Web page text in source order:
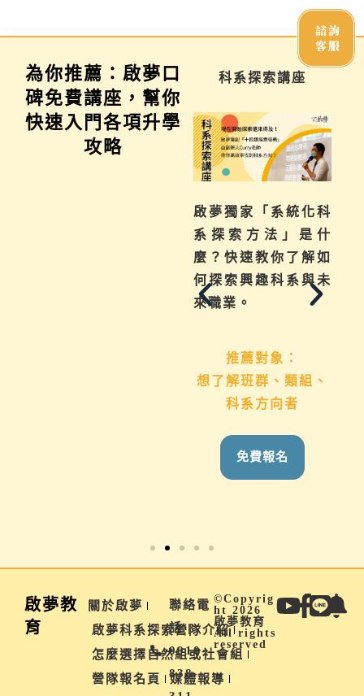
為你推薦：啟夢口
碑免費講座，幫你
快速入門各項升學
攻略
學習歷程說明會 科系探索講座
啟夢獨家「系統化科
系探索方法」是什
麼？快速教你了解如
何探索興趣科系與未
來職業。
推薦對象：
想了解班群、類組、
科系方向者
免費報名
啟夢教
育
關於啟夢
啟夢科系探索營隊介紹
怎麼選擇自然組或社會組
營隊報名頁
媒體報導
聯絡電
話 |
0910-
838-
©Copyrig
ht 2026
啟夢教育
All rights
reserved
諮詢
客服